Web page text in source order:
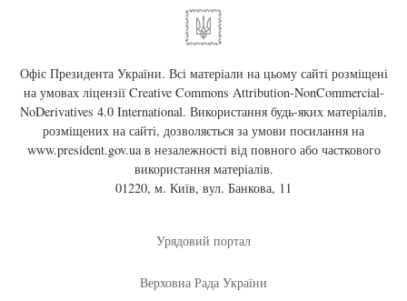
Офіс Президента України. Всі матеріали на цьому сайті розміщені
на умовах ліцензії Creative Commons Attribution-NonCommercial-
NoDerivatives 4.0 International. Використання будь-яких матеріалів,
розміщених на сайті, дозволяється за умови посилання на
www.president.gov.uaв незалежності від повного або часткового
використання матеріалів.
01220, м. Київ, вул. Банкова, 11
Урядовий портал
Верховна Рада України